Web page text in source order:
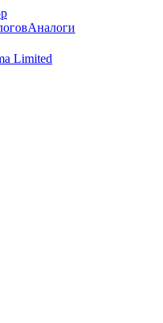
Аналоги
Limited